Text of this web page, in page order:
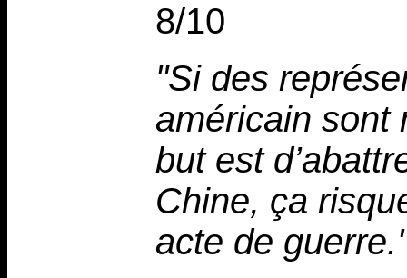
8/10
"Si des
américain sont
but est
Chine, ça
acte de